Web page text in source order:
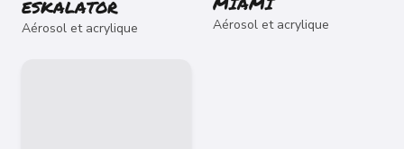
ESKALATOR
Aérosol et acrylique Aérosol et acrylique